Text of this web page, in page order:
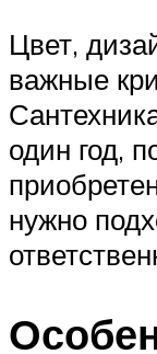
Цвет,
важные
один год,
нужно